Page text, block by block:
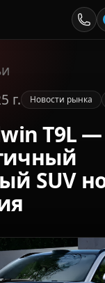
г.
Новости рынка
T9L —
SUV